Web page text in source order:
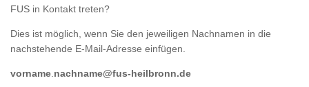
FUS in Kontakt treten?
Dies ist möglich, wenn Sie den jeweiligen Nachnamen in die
nachstehende E-Mail-Adresse einfügen.
vorname nachname@fus-heilbronn.de